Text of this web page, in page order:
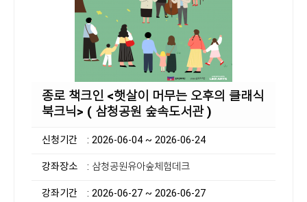
종로 책크인 <햇살이 머무는 오후의 클래식
북크닉> ( 삼청공원 숲속도서관 )
신청기간 : 2026-06-04 ~ 2026-06-24
강좌장소 : 삼청공원유아숲체험데크
강좌기간 : 2026-06-27 ~ 2026-06-27